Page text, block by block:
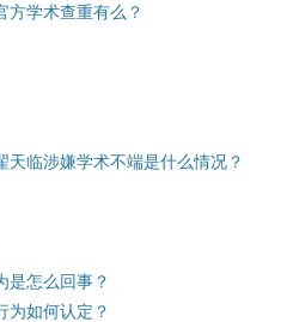
方学术查重有么？
临涉嫌学术不端是什么情况？
是怎么回事？
为如何认定？